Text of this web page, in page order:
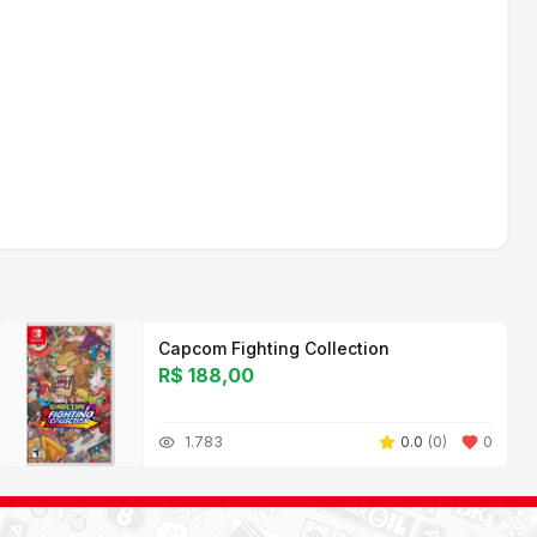
Capcom Fighting Collection
R$ 188,00
1.783 0.0 (0) 0